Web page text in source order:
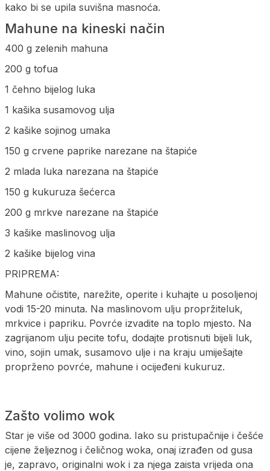
kako bi se upila suvišna masnoća.
Mahune na kineski način
400 g zelenih mahuna
200 g tofua
1 čehno bijelog luka
1 kašika susamovog ulja
2 kašike sojinog umaka
150 g crvene paprike narezane na štapiće
2 mlada luka narezana na štapiće
150 g kukuruza šećerca
200 g mrkve narezane na štapiće
3 kašike maslinovog ulja
2 kašike bijelog vina
PRIPREMA:
Mahune očistite, narežite, operite i kuhajte u posoljenoj
vodi 15-20 minuta. Na maslinovom ulju propržiteluk,
mrkvice i papriku. Povrće izvadite na toplo mjesto. Na
zagrijanom ulju pecite tofu, dodajte protisnuti bijeli luk,
vino, sojin umak, susamovo ulje i na kraju umiješajte
proprženo povrće, mahune i ocijeđeni kukuruz.
Zašto volimo wok
Star je više od 3000 godina. Iako su pristupačnije i češće
cijene željeznog i čeličnog woka, onaj izrađen od gusa
je, zapravo, originalni wok i za njega zaista vrijeda ona